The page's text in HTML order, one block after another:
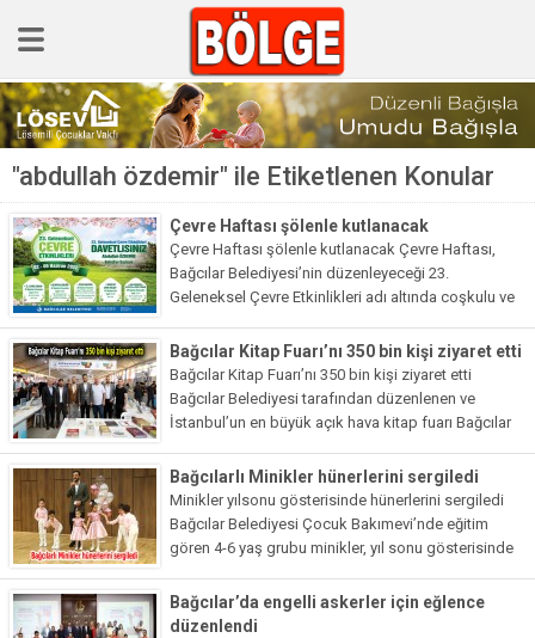
GÜNCEL
POLİTİKA
Polis & Adliye
SPOR
EKONOMİ
YAZARLAR
Sağlık & Yaşam
Kültür & Sanat
EĞİTİM
Müzik & Magazin
"abdullah özdemir" ile Etiketlenen Konular
Çevre Haftası şölenle kutlanacak
Çevre Haftası şölenle kutlanacak Çevre Haftası,
Bağcılar Belediyesi’nin düzenleyeceği 23.
Geleneksel Çevre Etkinlikleri adı altında coşkulu ve
program kapsamında uçurtma şenliği, çiçek
dağıtımı,...
Bağcılar Kitap Fuarı’nı 350 bin kişi ziyaret etti
Bağcılar Kitap Fuarı’nı 350 bin kişi ziyaret etti
Bağcılar Belediyesi tarafından düzenlenen ve
İstanbul’un en büyük açık hava kitap fuarı Bağcılar
Bağcılarlı Minikler hünerlerini sergiledi
Minikler yılsonu gösterisinde hünerlerini sergiledi
Bağcılar Belediyesi Çocuk Bakımevi’nde eğitim
gören 4-6 yaş grubu minikler, yıl sonu gösterisinde
Eğitimlerini tamamlayan 46 çocuk, program...
Bağcılar’da engelli askerler için eğlence
düzenlendi